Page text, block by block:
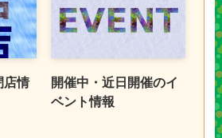
店情
開催中・近日開催のイ
ベント情報